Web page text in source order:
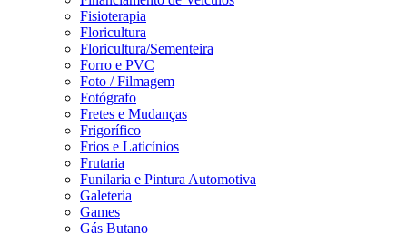
Fisioterapia
Floricultura
Floricultura/Sementeira
Forro e PVC
Foto / Filmagem
Fotógrafo
Fretes e Mudanças
Frigorífico
Frios e Laticínios
Frutaria
Funilaria e Pintura Automotiva
Galeteria
Games
Gás Butano